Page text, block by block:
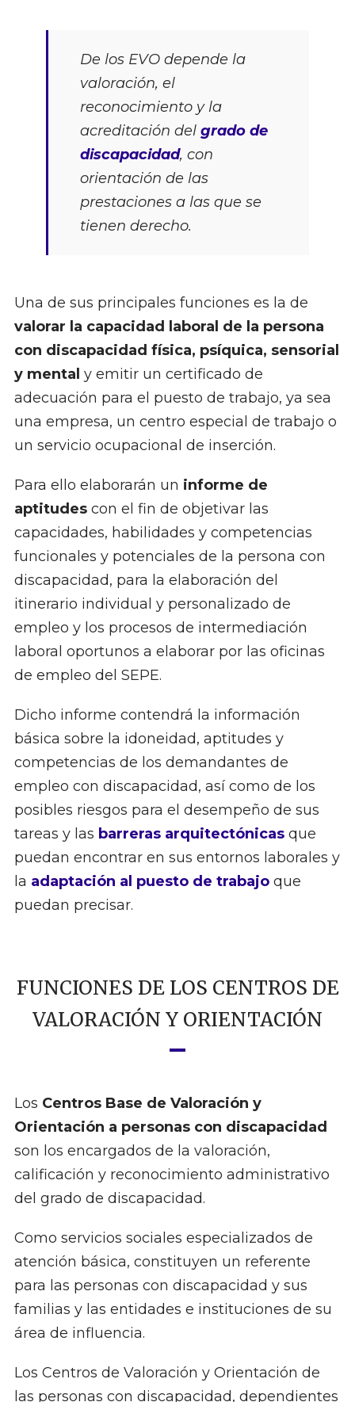
De los EVO depende la
valoración, el
reconocimiento y la
acreditación del grado de
discapacidad, con
orientación de las
prestaciones a las que se
tienen derecho.
Una de sus principales funciones es la de
valorar la capacidad laboral de la persona
con discapacidad física, psíquica, sensorial
y mental y emitir un certificado de
adecuación para el puesto de trabajo, ya sea
una empresa, un centro especial de trabajo o
un servicio ocupacional de inserción.
Para ello elaborarán un informe de
aptitudescon el fin de objetivar las
capacidades, habilidades y competencias
funcionales y potenciales de la persona con
discapacidad, para la elaboración del
itinerario individual y personalizado de
empleo y los procesos de intermediación
laboral oportunos a elaborar por las oficinas
de empleo del SEPE.
Dicho informe contendrá la información
básica sobre la idoneidad, aptitudes y
competencias de los demandantes de
empleo con discapacidad, así como de los
posibles riesgos para el desempeño de sus
tareas y las barreras arquitectónicasque
puedan encontrar en sus entornos laborales y
la adaptación al puesto de trabajoque
puedan precisar.
FUNCIONES DE LOS CENTROS DE
VALORACIÓN Y ORIENTACIÓN
Los Centros Base de Valoración y
Orientación a personas con discapacidad
son los encargados de la valoración,
calificación y reconocimiento administrativo
del grado de discapacidad.
Como servicios sociales especializados de
atención básica, constituyen un referente
para las personas con discapacidad y sus
familias y las entidades e instituciones de su
área de influencia.
Los Centros de Valoración y Orientación de
las personas con discapacidad, dependientes